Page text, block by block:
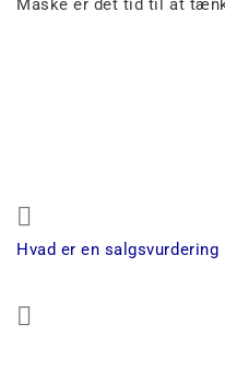
Måske er det tid til at
Previous
Hvad er en salgsvurdering